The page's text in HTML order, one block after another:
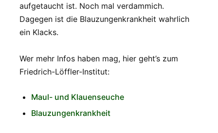
aufgetaucht ist. Noch mal verdammich.
Dagegen ist die Blauzungenkrankheit wahrlich
ein Klacks.
Wer mehr Infos haben mag, hier geht’s zum
Friedrich-Löffler-Institut:
Maul- und Klauenseuche
Blauzungenkrankheit